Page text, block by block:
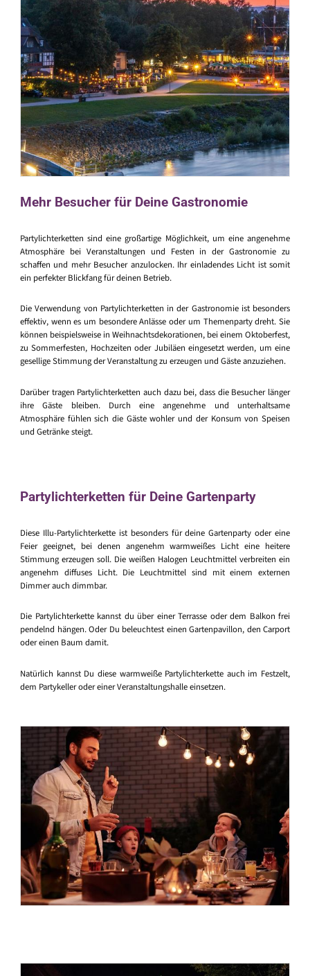
Mehr Besucher für Deine Gastronomie
Partylichterketten sind eine großartige Möglichkeit, um eine angenehme
Atmosphäre bei Veranstaltungen und Festen in der Gastronomie zu
schaffen und mehr Besucher anzulocken. Ihr einladendes Licht ist somit
ein perfekter Blickfang für deinen Betrieb.
Die Verwendung von Partylichterketten in der Gastronomie ist besonders
effektiv, wenn es um besondere Anlässe oder um Themenparty dreht. Sie
können beispielsweise in Weihnachtsdekorationen, bei einem Oktoberfest,
zu Sommerfesten, Hochzeiten oder Jubiläen eingesetzt werden, um eine
gesellige Stimmung der Veranstaltung zu erzeugen und Gäste anzuziehen.
Darüber tragen Partylichterketten auch dazu bei, dass die Besucher länger
ihre Gäste bleiben. Durch eine angenehme und unterhaltsame
Atmosphäre fühlen sich die Gäste wohler und der Konsum von Speisen
und Getränke steigt.
Partylichterketten für Deine Gartenparty
Diese Illu-Partylichterkette ist besonders für deine Gartenparty oder eine
Feier geeignet, bei denen angenehm warmweißes Licht eine heitere
Stimmung erzeugen soll. Die weißen Halogen Leuchtmittel verbreiten ein
angenehm diffuses Licht. Die Leuchtmittel sind mit einem externen
Dimmer auch dimmbar.
Die Partylichterkette kannst du über einer Terrasse oder dem Balkon frei
pendelnd hängen. Oder Du beleuchtest einen Gartenpavillon, den Carport
oder einen Baum damit.
Natürlich kannst Du diese warmweiße Partylichterkette auch im Festzelt,
dem Partykeller oder einer Veranstaltungshalle einsetzen.